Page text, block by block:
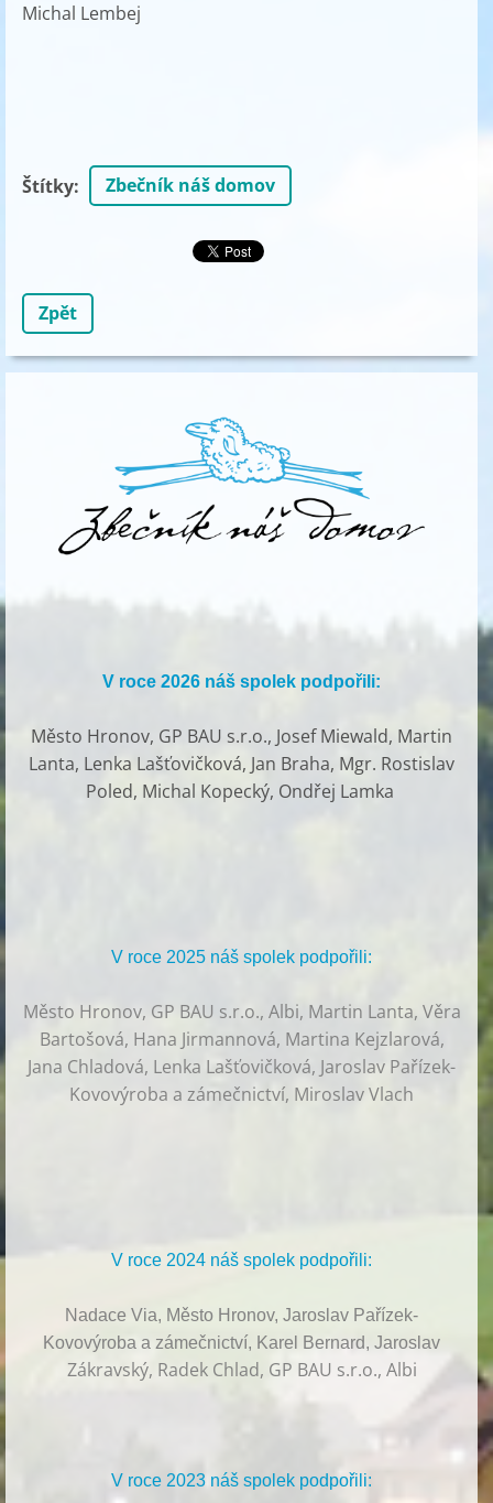
Michal Lembej
Štítky: Zbečník náš domov
Zpět
V roce 2026 náš spolek podpořili:
Město Hronov, GP BAU s.r.o., Josef Miewald, Martin
Lanta, Lenka Lašťovičková, Jan Braha, Mgr. Rostislav
Poled, Michal Kopecký, Ondřej Lamka
V roce 2025 náš spolek podpořili:
Město Hronov, GP BAU s.r.o., Albi, Martin Lanta, Věra
Bartošová, Hana Jirmannová, Martina Kejzlarová,
Jana Chladová, Lenka Lašťovičková, Jaroslav Pařízek-
Kovovýroba a zámečnictví, Miroslav Vlach
V roce 2024 náš spolek podpořili:
Nadace Via, Město Hronov, Jaroslav Pařízek-
Kovovýroba a zámečnictví, Karel Bernard, Jaroslav
Zákravský, Radek Chlad, GP BAU s.r.o., Albi
V roce 2023 náš spolek podpořili: